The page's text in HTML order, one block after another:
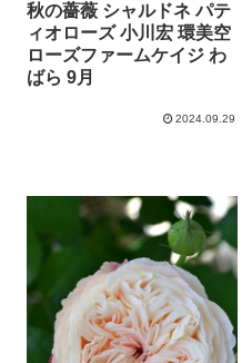
秋の薔薇 シャルドネ パテ
ィオローズ 小川宏 環美空
ローズファームケイジ わ
ばら 9月
2024.09.29